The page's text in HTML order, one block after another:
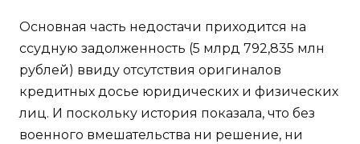
Основная часть недостачи приходится на
ссудную задолженность (5 млрд 792,835 млн
рублей) ввиду отсутствия оригиналов
кредитных досье юридических и физических
лиц. И поскольку история показала, что без
военного вмешательства ни решение, ни